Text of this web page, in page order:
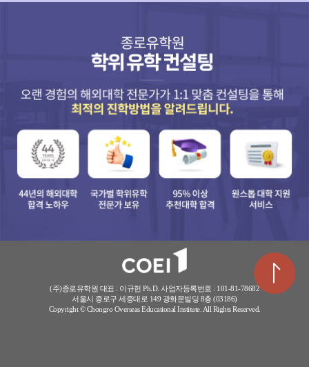
(주)종로유학원 대표 : 이규헌 Ph.D. 사업자등록번호 : 101-81-78682
서울시 종로구 세종대로 149 광화문빌딩 8층 (03186)
Copyright © Chongro Overseas Educational Institute. All Rights Reserved.